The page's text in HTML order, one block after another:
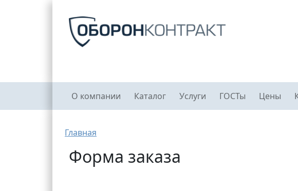
Главное меню
О компании Каталог Услуги ГОСТы Цены
Строка навигации
Главная
Форма заказа